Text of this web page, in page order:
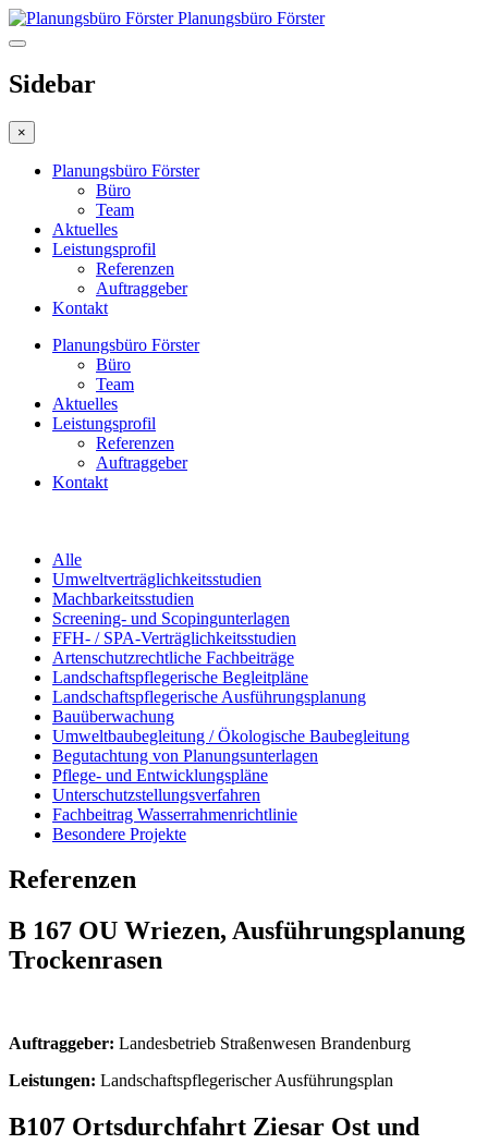
Planungsbüro Förster
Sidebar
×
Planungsbüro Förster
Büro
Team
Aktuelles
Leistungsprofil
Referenzen
Auftraggeber
Kontakt
Planungsbüro Förster
Büro
Team
Aktuelles
Leistungsprofil
Referenzen
Auftraggeber
Kontakt
Alle
Umweltverträglichkeitsstudien
Machbarkeitsstudien
Screening- und Scopingunterlagen
FFH- / SPA-Verträglichkeitsstudien
Artenschutzrechtliche Fachbeiträge
Landschaftspflegerische Begleitpläne
Landschaftspflegerische Ausführungsplanung
Bauüberwachung
Umweltbaubegleitung / Ökologische Baubegleitung
Begutachtung von Planungsunterlagen
Pflege- und Entwicklungspläne
Unterschutzstellungsverfahren
Fachbeitrag Wasserrahmenrichtlinie
Besondere Projekte
Referenzen
B 167 OU Wriezen, Ausführungsplanung
Trockenrasen
Auftraggeber: Landesbetrieb Straßenwesen Brandenburg
Leistungen: Landschaftspflegerischer Ausführungsplan
B107 Ortsdurchfahrt Ziesar Ost und